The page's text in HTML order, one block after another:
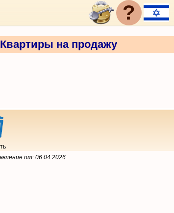
?
Квартиры на продажу
от: 06.04.2026.